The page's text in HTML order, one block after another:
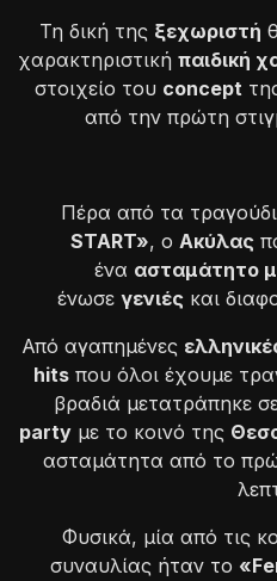
Τη δική της ξεχωριστή
χαρακτηριστική παιδική
στοιχείο του concept
από την πρώτη
Πέρα από τα
START», ο Ακύλας
ένα ασταμάτητο
ένωσε γενιέςκαι
Από αγαπημένες
hits που όλοι έχουμε
βραδιά μετατράπηκε
party με το κοινό της
ασταμάτητα από το
Φυσικά, μία από τις
συναυλίας ήταν το